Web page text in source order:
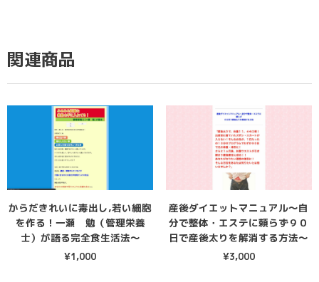
関連商品
からだきれいに毒出し,若い細胞
を作る！一瀬 勉（管理栄養
士）が語る完全食生活法〜
¥1,000
産後ダイエットマニュアル〜自
分で整体・エステに頼らず９０
日で産後太りを解消する方法〜
¥3,000